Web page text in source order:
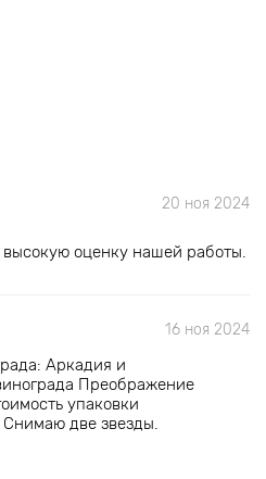
20 ноя 2024
высокую оценку нашей работы.
16 ноя 2024
Аркадия и
Преображение
упаковки
две звезды.